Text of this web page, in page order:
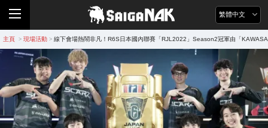
繁體中文
主頁 > 現場活動 > 線下會場熱鬧非凡！R6S日本國內聯賽「RJL2022」Season2冠軍由「